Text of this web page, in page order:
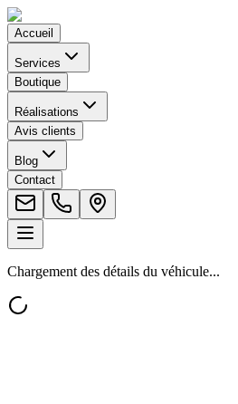
Accueil
Services
Boutique
Réalisations
Avis clients
Blog
Contact
Chargement des détails du véhicule...